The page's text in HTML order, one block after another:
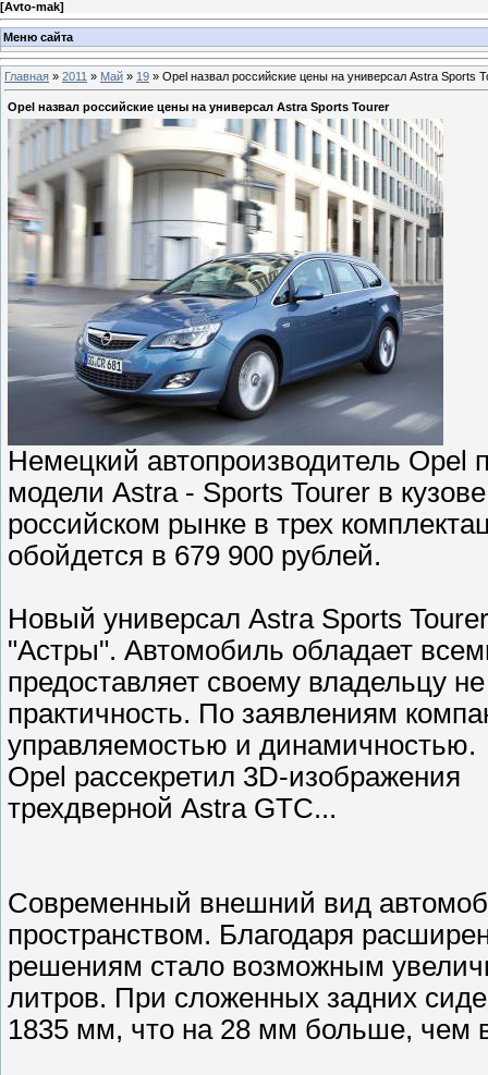
[Avto-mak]
Меню сайта
Главная » 2011 » Май » 19 » Opel назвал российские цены на универсал Astra Sports
Opel назвал российские цены на универсал Astra Sports Tourer
Немецкий автопроизводитель Opel
модели Astra - Sports Tourer в
российском рынке в трех
обойдется в 679 900 рублей.
Новый универсал Astra Sports
"Астры". Автомобиль обладает
предоставляет своему владельцу
практичность. По заявлениям
управляемостью и динамичностью.
Opel рассекретил 3D-изображения
трехдверной Astra GTC...
Современный внешний вид
пространством. Благодаря
решениям стало возможным
литров. При сложенных задних
1835 мм, что на 28 мм больше, чем